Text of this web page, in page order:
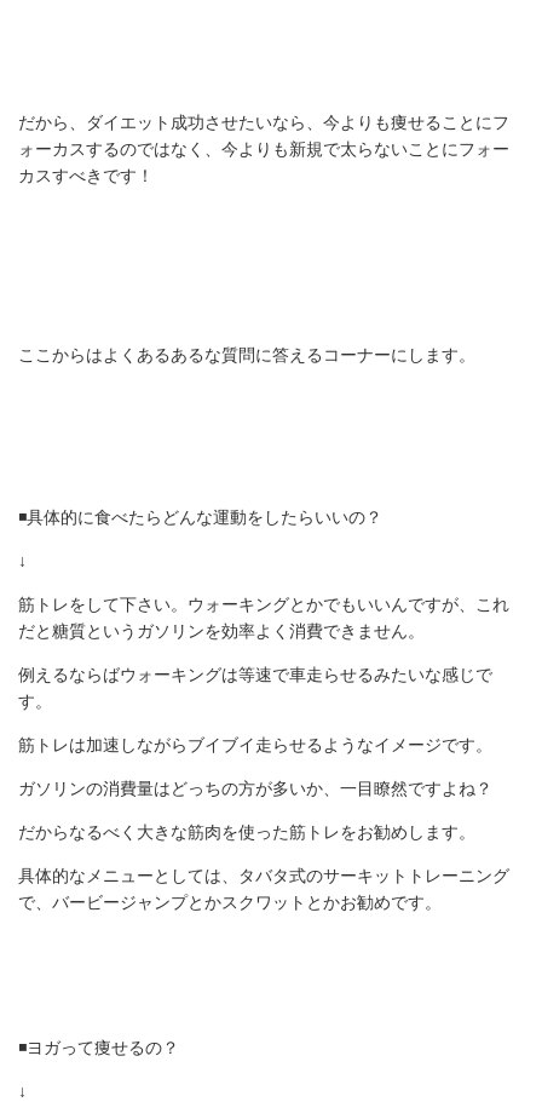
だから、ダイエット成功させたいなら、今よりも痩せることにフ
ォーカスするのではなく、今よりも新規で太らないことにフォー
カスすべきです！
ここからはよくあるあるな質問に答えるコーナーにします。
◾️具体的に食べたらどんな運動をしたらいいの？
↓
筋トレをして下さい。ウォーキングとかでもいいんですが、これ
だと糖質というガソリンを効率よく消費できません。
例えるならばウォーキングは等速で車走らせるみたいな感じで
す。
筋トレは加速しながらブイブイ走らせるようなイメージです。
ガソリンの消費量はどっちの方が多いか、一目瞭然ですよね？
だからなるべく大きな筋肉を使った筋トレをお勧めします。
具体的なメニューとしては、タバタ式のサーキットトレーニング
で、バービージャンプとかスクワットとかお勧めです。
◾️ヨガって痩せるの？
↓